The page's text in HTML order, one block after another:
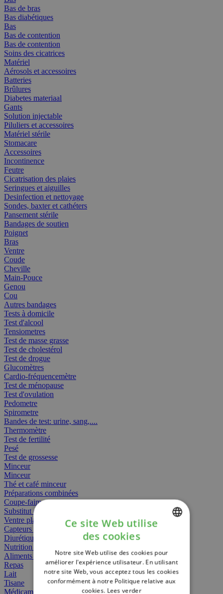
Bas de bras
Bas diabétiques
Bas
Bas de contention
Bas de contention
Soins des cicatrices
Matériel
Aérosols et accessoires
Batteries
Brûlures
Diabetes materiaal
Gants
Solution injectable
Piluliers et accessoires
Matériel stérile
Stomacare
Accessoires
Incontinence
Feutre
Cicatrisation des plaies
Seringues et aiguilles
Desinfection et nettoyage
Sondes, baxter et cathéters
Pansement stérile
Bandages de soutien
Poignet
Bras
Ventre
Coude
Cheville
Main-Pouce
Genou
Cou
Autres bandages
Tests à domicile
Test d'alcool
Tensiometres
Test de masse grasse
Test de cholestérol
Test de drogue
Glucomètres
Cardio-fréquencemètre
Test de ménopause
Test d'ovulation
Pedometre
Spirometre
Bandes de test: urine, sang,....
Thermomètre
Test de fertilité
Pesé
Test de grossesse
Minceur
Minceur
Thé et café minceur
Préparations combinées
Coupe-faim
Substitut de repas
Ventre plat
Capteurs gras
Diurétiques
Nutrition spécifique
Aliments Bébé
Repas
Lait
Tisane
Médicament
FRENCH
ENGLISH
Ce site Web utilise
des cookies
Notre site Web utilise des cookies pour
améliorer l'expérience utilisateur. En utilisant
notre site Web, vous acceptez tous les cookies
conformément à notre Politique relative aux
cookies. Lees verder